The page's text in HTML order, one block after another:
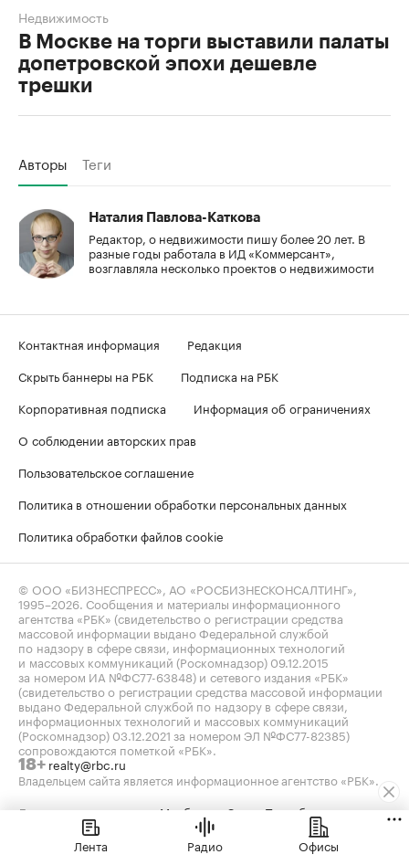
В Москве на торги выставили палаты
допетровской эпохи дешевле
трешки
Недвижимость
Авторы Теги
Наталия Павлова-Каткова
Редактор, о недвижимости пишу более 20 лет. В
разные годы работала в ИД «Коммерсант»,
возглавляла несколько проектов о недвижимости
Контактная информация
Редакция
Скрыть баннеры на РБК
Подписка на РБК
Корпоративная подписка
Информация об ограничениях
О соблюдении авторских прав
Пользовательское соглашение
Политика в отношении обработки персональных данных
Политика обработки файлов cookie
© ООО «БИЗНЕСПРЕСС», АО «РОСБИЗНЕСКОНСАЛТИНГ»,
1995–2026 . Сообщения и материалы информационного
агентства «РБК» (свидетельство о регистрации средства
массовой информации выдано Федеральной службой
по надзору в сфере связи, информационных технологий
и массовых коммуникаций (Роскомнадзор) 09.12.2015
за номером ИА №ФС77-63848) и сетевого издания «РБК»
(свидетельство о регистрации средства массовой информации
выдано Федеральной службой по надзору в сфере связи,
информационных технологий и массовых коммуникаций
(Роскомнадзор) 03.12.2021 за номером ЭЛ №ФС77-82385)
сопровождаются пометкой «РБК».
18+ realty@rbc.ru
Владельцем сайта является информационное агентство «РБК».
Данные предоставлены: Мосбиржа
Санкт-Петербургская
Индексы облигаций предоставлены Cbonds.
Лента Радио Офисы